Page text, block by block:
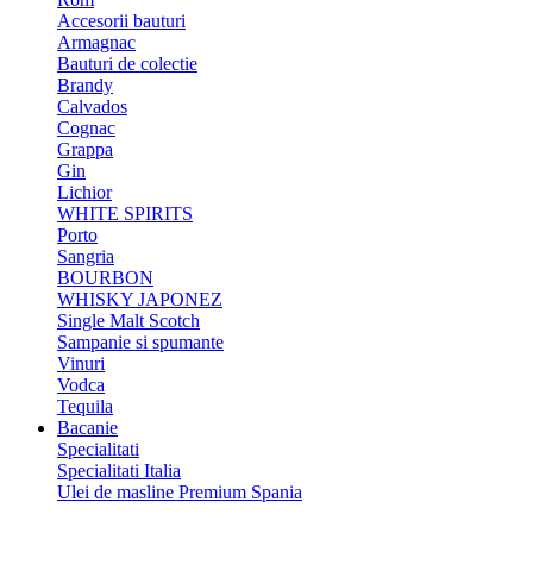
Accesorii bauturi
Armagnac
Bauturi de colectie
Brandy
Calvados
Cognac
Grappa
Gin
Lichior
WHITE SPIRITS
Porto
Sangria
BOURBON
WHISKY JAPONEZ
Single Malt Scotch
Sampanie si spumante
Vinuri
Vodca
Tequila
Bacanie
Specialitati
Specialitati Italia
Ulei de masline Premium Spania